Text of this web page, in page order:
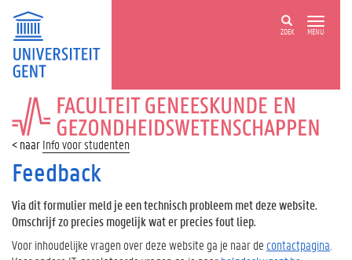
ZOEK MENU
FACULTEIT
GENEESKUNDE
EN
GEZONDHEIDSWETENSCHAPPEN
Info voor studenten
Feedback
Via dit formulier meld je een technisch probleem met deze website.
Omschrijf zo precies mogelijk wat er precies fout liep.
Voor inhoudelijke vragen over deze website ga je naar de contactpagina